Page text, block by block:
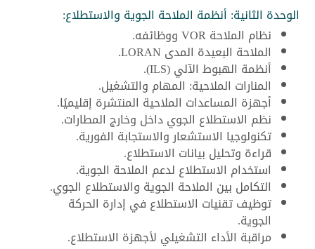
الوحدة الثانية: أنظمة الملاحة الجوية والاستطلاع:
نظام الملاحة VOR ووظائفه.
الملاحة البعيدة المدى LORAN.
أنظمة الهبوط الآلي (ILS).
المنارات الملاحية: المهام والتشغيل.
أجهزة المساعدات الملاحية المنتشرة إقليميًا.
نظم الاستطلاع الجوي داخل وخارج المطارات.
تكنولوجيا الاستشعار والاستجابة الفورية.
قراءة وتحليل بيانات الاستطلاع.
استخدام الاستطلاع لدعم الملاحة الجوية.
التكامل بين الملاحة الجوية والاستطلاع الجوي.
توظيف تقنيات الاستطلاع في إدارة الحركة
الجوية.
مراقبة الأداء التشغيلي لأجهزة الاستطلاع.